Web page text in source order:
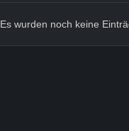
Es wurden noch keine